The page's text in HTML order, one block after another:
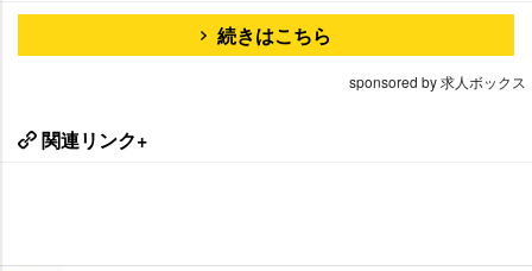
続きはこちら
sponsored by 求人ボックス
関連リンク+